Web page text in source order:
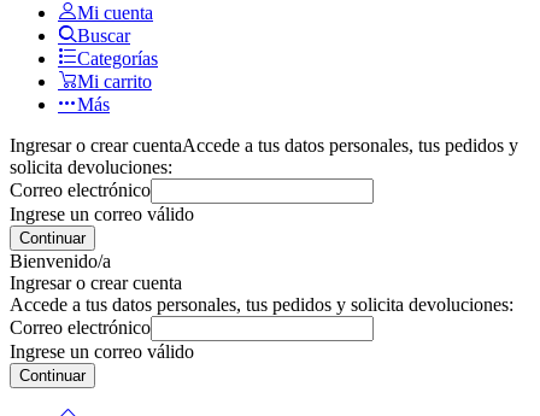
Mi cuenta
Buscar
Categorías
Mi carrito
Más
Ingresar o crear cuentaAccede a tus datos personales, tus pedidos y
solicita devoluciones:
Correo electrónico
Ingrese un correo válido
Continuar
Bienvenido/a
Ingresar o crear cuenta
Accede a tus datos personales, tus pedidos y solicita devoluciones:
Correo electrónico
Ingrese un correo válido
Continuar